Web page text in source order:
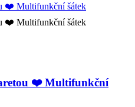
❤️ Multifunkční